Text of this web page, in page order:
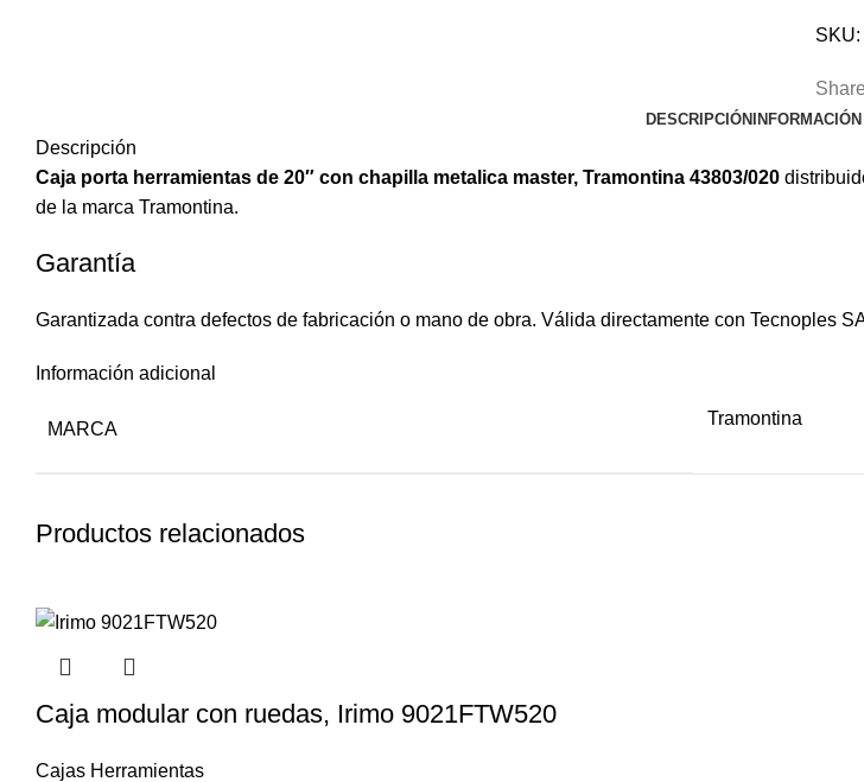
con
SKU:
DESCRIPCIÓN
Descripción
Caja porta herramientas de 20″ con chapilla metalica master, Tramontina 43803/020
de la marca Tramontina.
Garantía
Garantizada contra defectos de fabricación o mano de obra. Válida directamente con Tecnoples
Información adicional
MARCA
Tramontina
Productos relacionados
Caja modular con ruedas, Irimo 9021FTW520
Cajas Herramientas